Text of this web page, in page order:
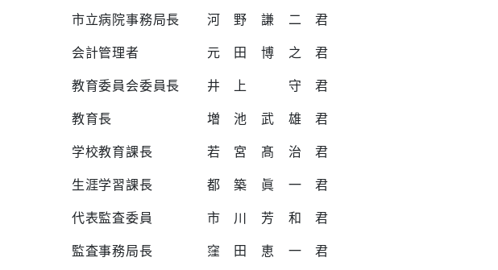
市立病院事務局長 河 野 謙 二 君
会計管理者 元 田 博 之 君
教育委員会委員長 井 上 守 君
教育長 増 池 武 雄 君
学校教育課長 若 宮 髙 治 君
生涯学習課長 都 築 眞 一 君
代表監査委員 市 川 芳 和 君
監査事務局長 窪 田 恵 一 君